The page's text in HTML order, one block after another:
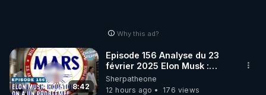
Why this ad?
8:42
Episode 156 Analyse du 23
février 2025 Elon Musk :
Houston , on a un problème !
Sherpatheone
12 hours ago
176 views